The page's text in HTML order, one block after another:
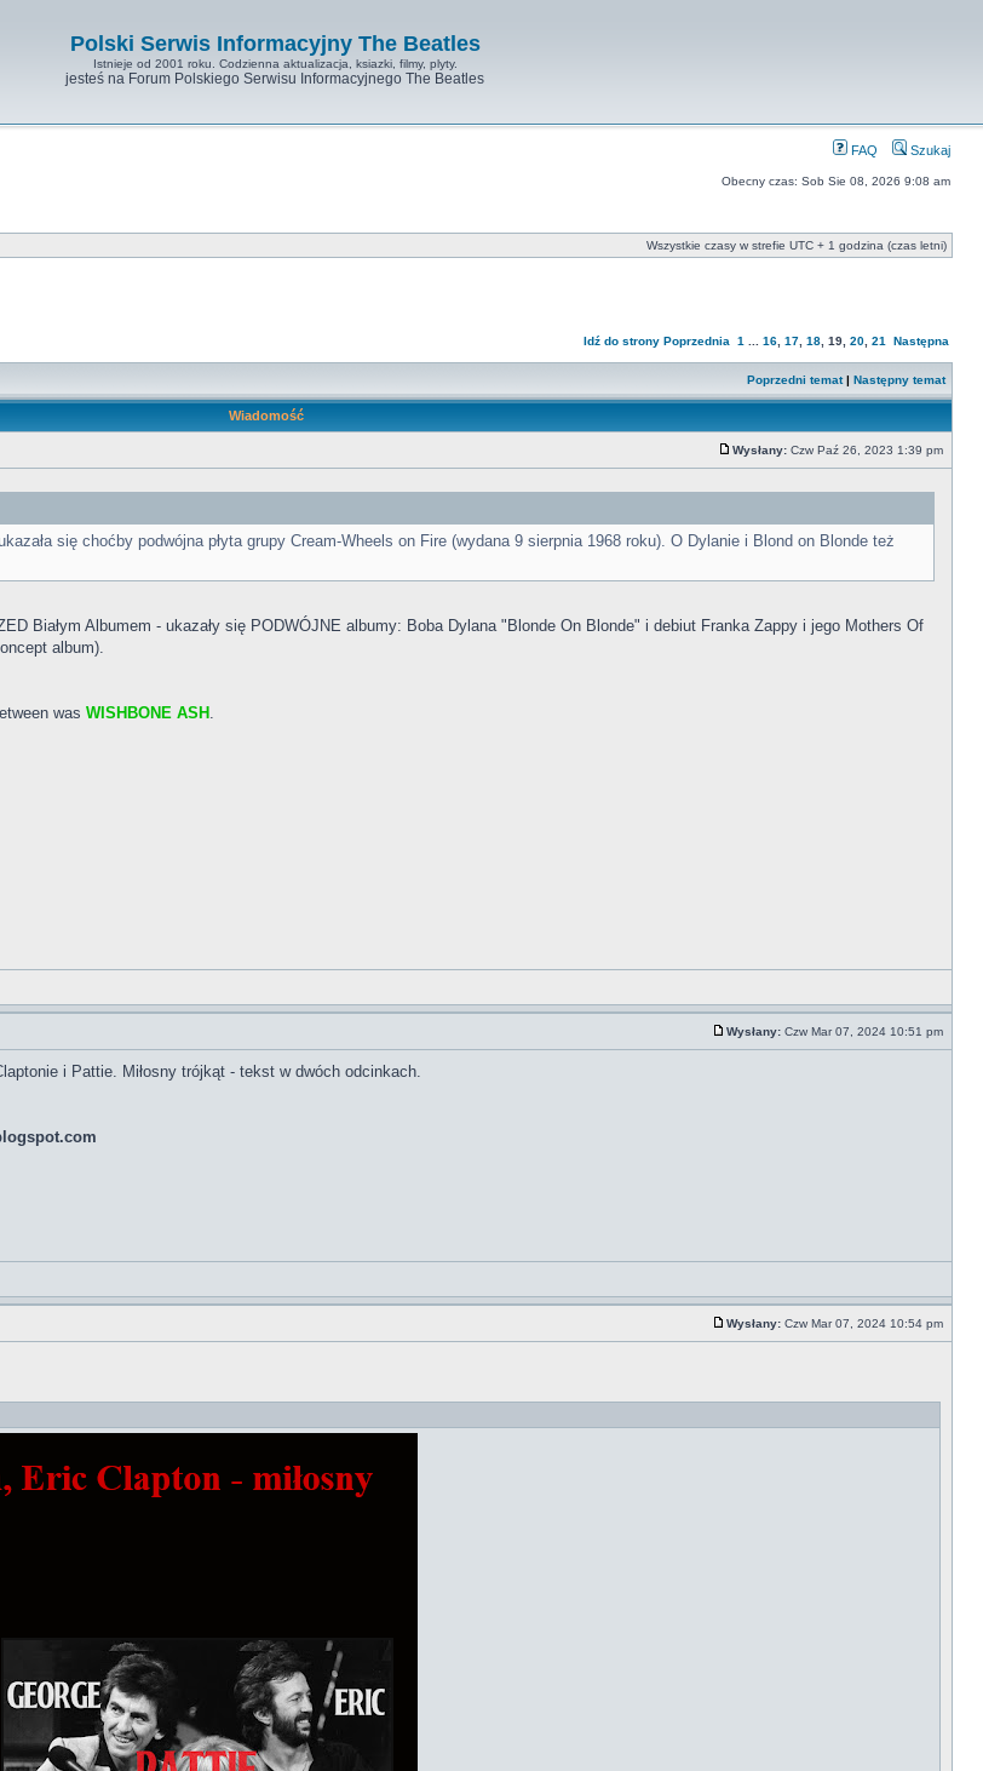
Polski Serwis Informacyjny The Beatles
Istnieje od 2001 roku. Codzienna aktualizacja, ksiazki, filmy, plyty.
jesteś na Forum Polskiego Serwisu Informacyjnego The Beatles
FAQ Szukaj
Obecny czas: Sob Sie 08, 2026 9:08 am
Wszystkie czasy w strefie UTC + 1 godzina (czas letni)
Idź do strony Poprzednia 1 16 17 18 19 20 21 Następna
Poprzedni temat| Następny temat
Wiadomość
Wysłany: Czw Paź 26, 2023 1:39 pm
się choćby podwójna płyta grupy Cream-Wheels on Fire (wydana 9 sierpnia 1968 roku). O Dylanie i Blond on Blonde też
Białym Albumem - ukazały się PODWÓJNE albumy: Boba Dylana "Blonde On Blonde" i debiut Franka Zappy i jego Mothers Of
album).
was WISHBONE ASH .
Wysłany: Czw Mar 07, 2024 10:51 pm
i Pattie. Miłosny trójkąt - tekst w dwóch odcinkach.
Wysłany: Czw Mar 07, 2024 10:54 pm